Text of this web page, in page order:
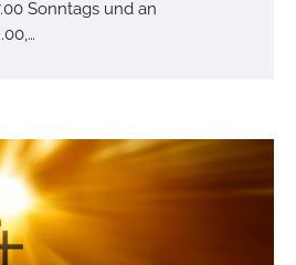
Sonntags und an